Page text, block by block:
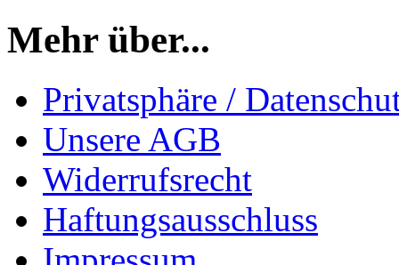
Mehr über...
Privatsphäre /
Unsere AGB
Widerrufsrecht
Haftungsausschluss